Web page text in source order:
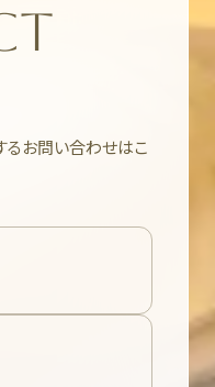
お問い合わせはこ